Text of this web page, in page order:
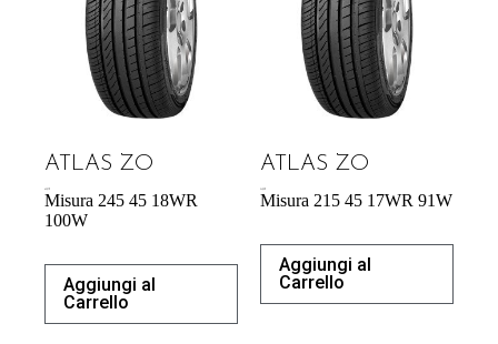
ATLAS ZO
Misura 245 45 18WR
100W
Aggiungi al
Carrello
ATLAS ZO
Misura 215 45 17WR 91W
Aggiungi al
Carrello